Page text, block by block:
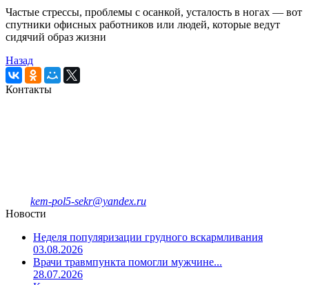
Частые стрессы, проблемы с осанкой, усталость в ногах — вот
спутники офисных работников или людей, которые ведут
сидячий образ жизни
Назад
Контакты
kem-pol5-sekr@yandex.ru
Новости
Неделя популяризации грудного вскармливания
03.08.2026
Врачи травмпункта помогли мужчине...
28.07.2026